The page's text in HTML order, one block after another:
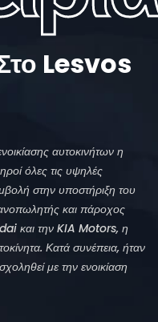
Lesvos
αυτοκινήτων η
όλες τις υψηλές
στην υποστήριξη του
και πάροχος
και την KIA Motors, η
Κατά συνέπεια, ήταν
με την ενοικίαση